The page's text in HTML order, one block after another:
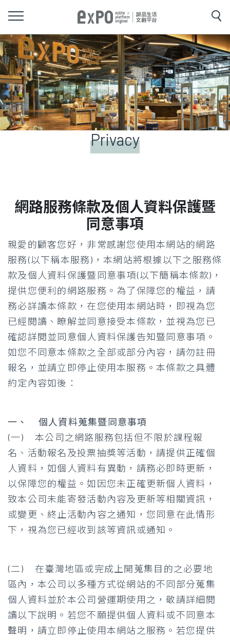
Privacy
網路服務條款及個人資料保護暨
同意事項
親愛的顧客您好，非常感謝您使用本網站的網路
服務(以下稱本服務)，本網站將根據以下之服務條
款及個人資料保護暨同意事項(以下簡稱本條款)，
提供您便利的網路服務。為了保障您的權益，請
務必詳讀本條款，在您使用本網站時，即視為您
已經閱讀、瞭解並同意接受本條款，並視為您已
確認詳閱並同意個人資料保護告知暨同意事項。
如您不同意本條款之全部或部分內容，請勿註冊
報名，並請立即停止使用本服務。本條款之具體
約定內容如後：
一、 個人資料蒐集暨同意事項
(一) 本公司之網路服務包括但不限於課程報
名、活動報名及投票抽獎等活動，請提供正確個
人資料，如個人資料有異動，請務必即時更新，
以保障您的權益。如因您未正確更新個人資料，
致本公司未能寄發活動內容及更新等相關資訊，
或變更、終止活動內容之通知，您同意在此情形
下，視為您已經收到該等資訊或通知。
(二) 在臺灣地區或完成上開蒐集目的之必要地
區內，本公司以多種方式從網站的不同部分蒐集
個人資料並於本公司營運期使用之，敬請詳細閱
讀以下說明。若您不願提供個人資料或不同意本
聲明，請立即停止使用本網站之服務。若您提供